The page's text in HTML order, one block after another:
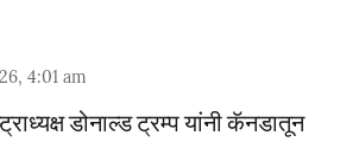
4:01 am
डोनाल्ड ट्रम्प यांनी कॅनडातून